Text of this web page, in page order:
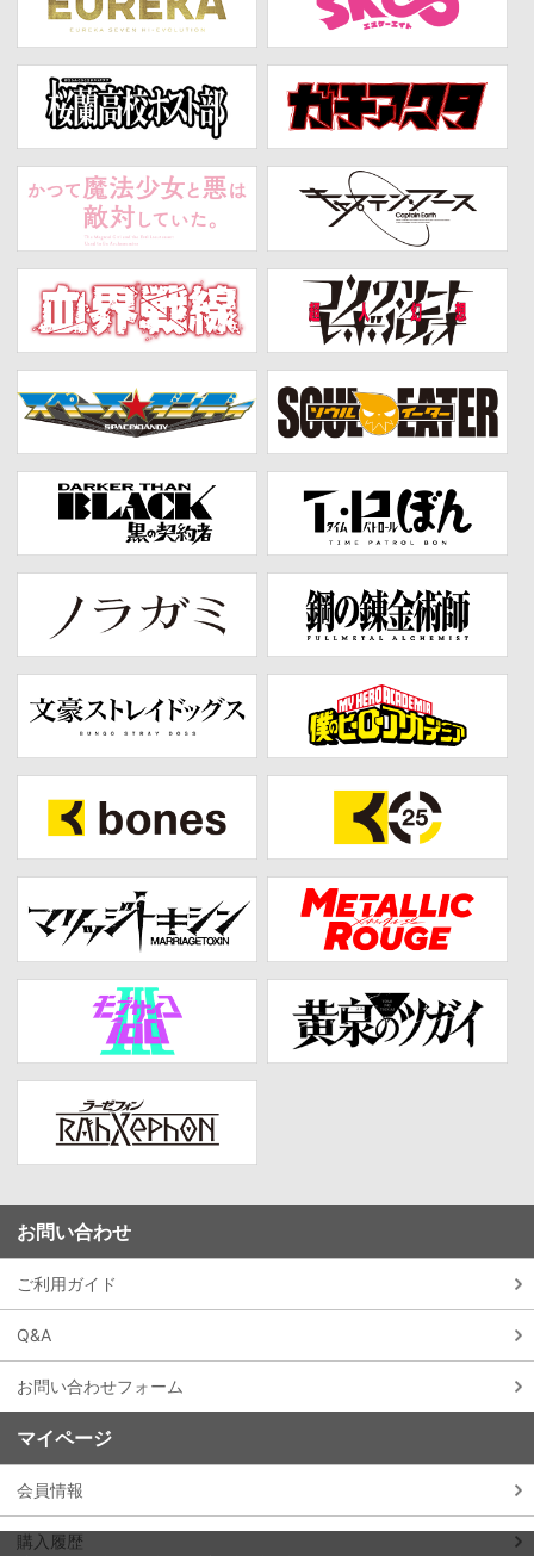
お問い合わせ
ご利用ガイド
Q&A
お問い合わせフォーム
マイページ
会員情報
購入履歴